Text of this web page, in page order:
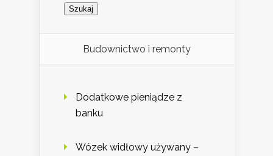
Budownictwo i remonty
Dodatkowe pieniądze z
banku
Wózek widłowy używany –